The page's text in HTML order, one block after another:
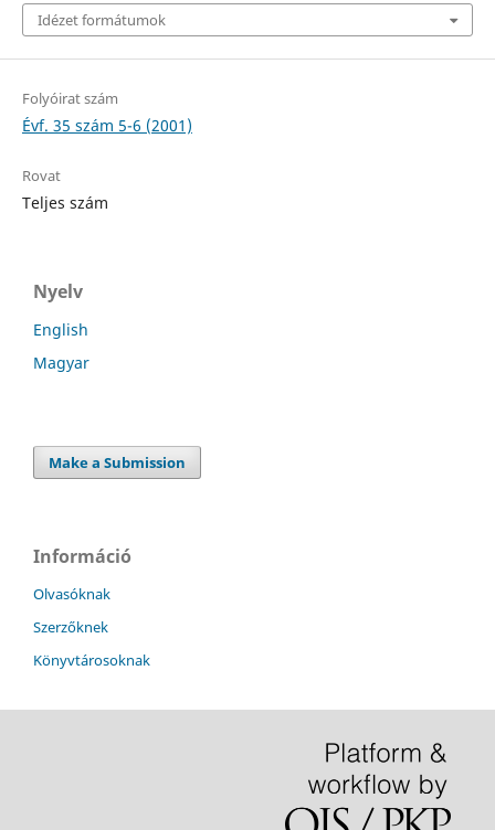
Idézet formátumok
Folyóirat szám
Évf. 35 szám 5-6 (2001)
Rovat
Teljes szám
Nyelv
English
Magyar
Make a Submission
Információ
Olvasóknak
Szerzőknek
Könyvtárosoknak